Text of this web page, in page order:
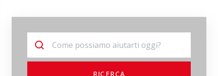
RICERCA